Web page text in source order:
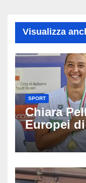
Visualizza
SPORT
Chiara
Europei
in cinque
siamo da